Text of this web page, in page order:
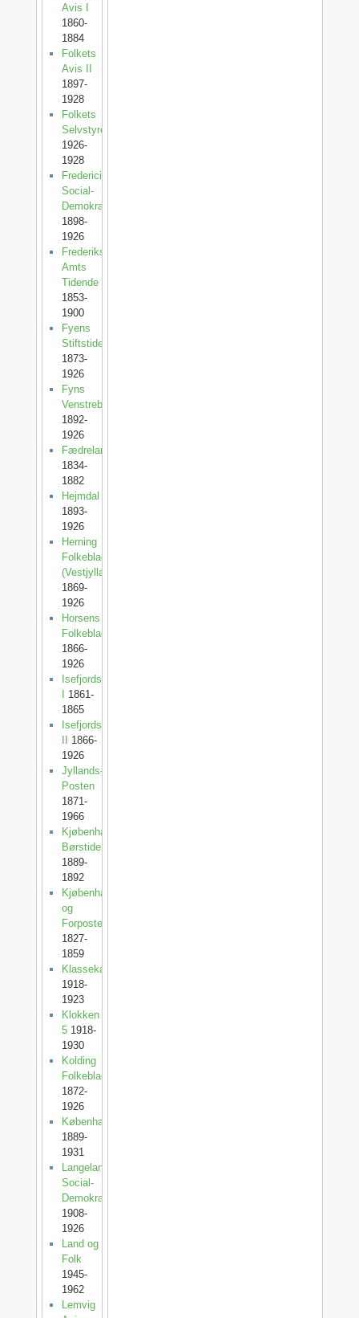
Avis I
1860-
1884
Folkets
Avis II
1897-
1928
Folkets
Selvstyre
1926-
1928
Fredericia
Social-
Demokrat
1898-
1926
Frederiksborg
Amts
Tidende
1853-
1900
Fyens
Stiftstidende
1873-
1926
Fyns
Venstreblad
1892-
1926
Fædrelandet
1834-
1882
Hejmdal
1893-
1926
Herning
Folkeblad
(Vestjylland)
1869-
1926
Horsens
Folkeblad
1866-
1926
Isefjordsposten
1861-
1865
Isefjordsposten
1866-
1926
Jyllands-
Posten
1871-
1966
Kjøbenhavns
Børstidende
1889-
1892
Kjøbenhavnsposten
og
Forposten
1827-
1859
Klassekampen
1918-
1923
Klokken
51918-
1930
Kolding
Folkeblad
1872-
1926
København
1889-
1931
Langelands
Social-
Demokrat
1908-
1926
Land og
Folk
1945-
1962
Lemvig